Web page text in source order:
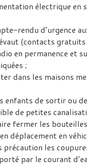
électrique
rendu d’urgence
(contacts gratuits
en permanence et
;
dans les maisons
enfants de sortir ou
de petites
fermer les
déplacement en
les
par le courant